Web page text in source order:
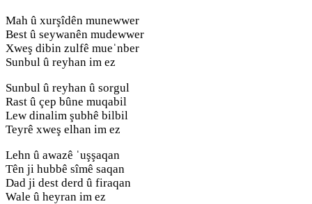
Mah û xurşîdên munewwer
Best û seywanên mudewwer
Xweş dibin zulfê mueˈnber
Sunbul û reyhan im ez
Sunbul û reyhan û sorgul
Rast û çep bûne muqabil
Lew dinalim şubhê bilbil
Teyrê xweş elhan im ez
Lehn û awazê ˈuşşaqan
Tên ji hubbê sîmê saqan
Dad ji dest derd û firaqan
Wale û heyran im ez